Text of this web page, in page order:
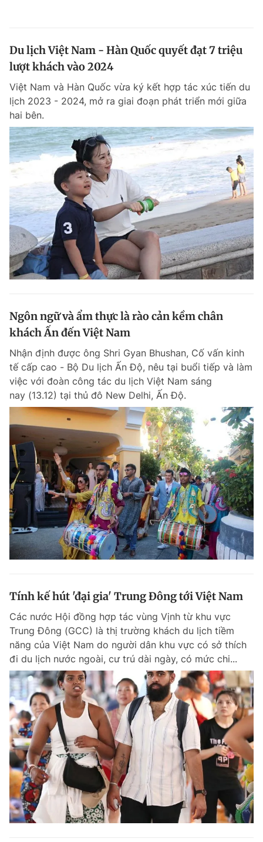
Du lịch Việt Nam - Hàn Quốc quyết đạt 7 triệu
lượt khách vào 2024
Việt Nam và Hàn Quốc vừa ký kết hợp tác xúc tiến du
lịch 2023 - 2024, mở ra giai đoạn phát triển mới giữa
hai bên.
Ngôn ngữ và ẩm thực là rào cản kềm chân
khách Ấn đến Việt Nam
Nhận định được ông Shri Gyan Bhushan, Cố vấn kinh
tế cấp cao - Bộ Du lịch Ấn Độ, nêu tại buổi tiếp và làm
việc với đoàn công tác du lịch Việt Nam sáng
nay (13.12) tại thủ đô New Delhi, Ấn Độ.
Tính kế hút 'đại gia' Trung Đông tới Việt Nam
Các nước Hội đồng hợp tác vùng Vịnh từ khu vực
Trung Đông (GCC) là thị trường khách du lịch tiềm
năng của Việt Nam do người dân khu vực có sở thích
đi du lịch nước ngoài, cư trú dài ngày, có mức chi...